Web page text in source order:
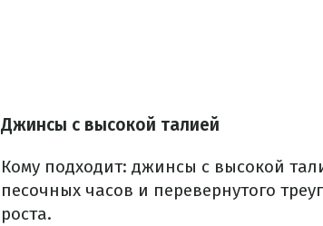
Джинсы с высокой талией
Кому подходит: джинсы с высокой
песочных часов и перевернутого
роста.